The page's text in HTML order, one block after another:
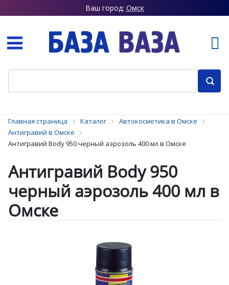
Ваш город: Омск
Главная страница Каталог
Автокосметика в Омске
Антигравий в Омске
Антигравий Body 950 черный аэрозоль 400 мл в Омске
Антигравий Body 950
черный аэрозоль 400 мл в
Омске